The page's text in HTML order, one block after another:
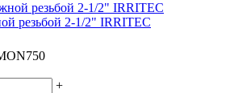
резьбой 2-1/2" IRRITEC
+